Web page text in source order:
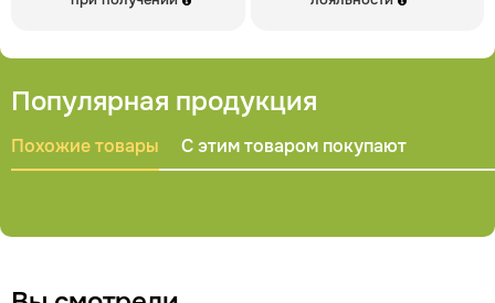
Популярная продукция
Похожие товары С этим товаром покупают